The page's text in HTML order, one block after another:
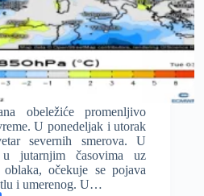
obeležiće promenljivo
U ponedeljak i utorak
severnih smerova. U
jutarnjim časovima uz
očekuje se pojava
tlu i umerenog. U…